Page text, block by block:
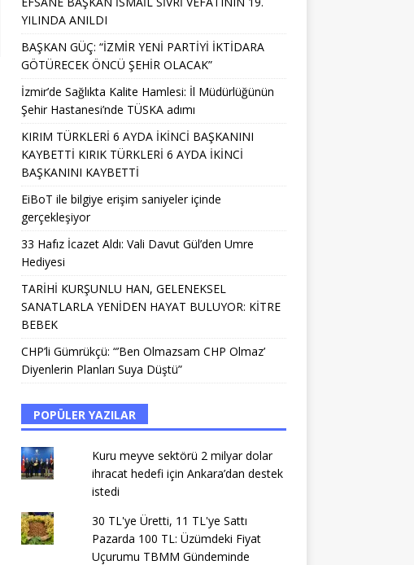
YILINDA ANILDI
BAŞKAN GÜÇ: “İZMİR YENİ PARTİYİ İKTİDARA
GÖTÜRECEK ÖNCÜ ŞEHİR OLACAK”
İzmir’de Sağlıkta Kalite Hamlesi: İl Müdürlüğünün
Şehir Hastanesi’nde TÜSKA adımı
KIRIM TÜRKLERİ 6 AYDA İKİNCİ BAŞKANINI
KAYBETTİ KIRIK TÜRKLERİ 6 AYDA İKİNCİ
BAŞKANINI KAYBETTİ
EiBoT ile bilgiye erişim saniyeler içinde
gerçekleşiyor
33 Hafız İcazet Aldı: Vali Davut Gül’den Umre
Hediyesi
TARİHİ KURŞUNLU HAN, GELENEKSEL
SANATLARLA YENİDEN HAYAT BULUYOR: KİTRE
BEBEK
CHP’li Gümrükçü: “’Ben Olmazsam CHP Olmaz’
Diyenlerin Planları Suya Düştü”
POPÜLER YAZILAR
Kuru meyve sektörü 2 milyar dolar
ihracat hedefi için Ankara’dan destek
istedi
30 TL'ye Üretti, 11 TL'ye Sattı
Pazarda 100 TL: Üzümdeki Fiyat
Uçurumu TBMM Gündeminde